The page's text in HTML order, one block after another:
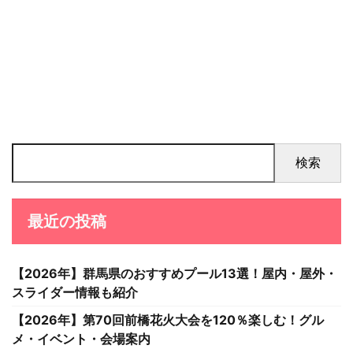
検索
最近の投稿
【2026年】群馬県のおすすめプール13選！屋内・屋外・
スライダー情報も紹介
【2026年】第70回前橋花火大会を120％楽しむ！グル
メ・イベント・会場案内